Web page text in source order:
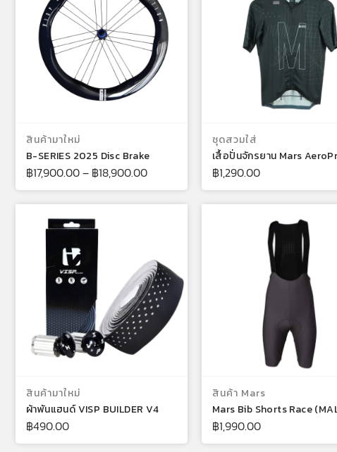
สินค้ามาใหม่
B-SERIES 2025 Disc Brake
฿17,900.00– ฿18,900.00
เลือกรูปแบบ
ชุดสวมใส่
เสื้อปั่นจักรยาน Mars
฿1,290.00
เลือกรูปแบบ
สินค้ามาใหม่
ผ้าพันแฮนด์ VISP BUILDER V4
฿490.00
เลือกรูปแบบ
สินค้า Mars
Mars Bib Shorts Race
฿1,990.00